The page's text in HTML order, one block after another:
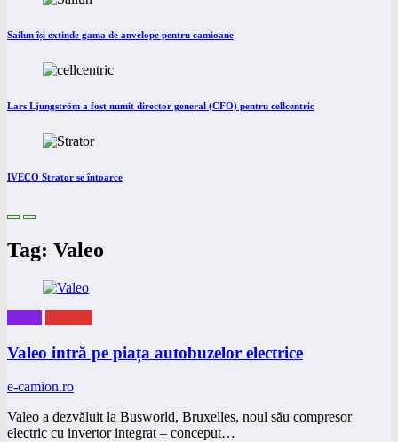
Sailun își extinde gama de anvelope pentru camioane
Lars Ljungström a fost numit director general (CFO) pentru cellcentric
IVECO Strator se întoarce
Tag: Valeo
Valeo intră pe piața autobuzelor electrice
e-camion.ro
Valeo a dezvăluit la Busworld, Bruxelles, noul său compresor
electric cu invertor integrat – conceput…